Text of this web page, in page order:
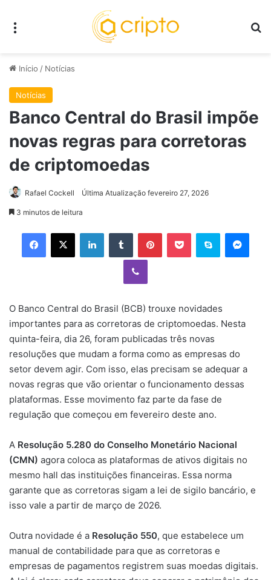
Início / Notícias
Notícias
Banco Central do Brasil impõe
novas regras para corretoras
de criptomoedas
Rafael Cockell Última Atualização fevereiro 27, 2026
3 minutos de leitura
Facebook
X LinkedinTumblr PinterestPocket Skype
Viber
O Banco Central do Brasil (BCB) trouxe novidades
importantes para as corretoras de criptomoedas. Nesta
quinta-feira, dia 26, foram publicadas três novas
resoluções que mudam a forma como as empresas do
setor devem agir. Com isso, elas precisam se adequar a
novas regras que vão orientar o funcionamento dessas
plataformas. Esse movimento faz parte da fase de
regulação que começou em fevereiro deste ano.
A Resolução 5.280 do Conselho Monetário Nacional
(CMN) agora coloca as plataformas de ativos digitais no
mesmo hall das instituições financeiras. Essa norma
garante que as corretoras sigam a lei de sigilo bancário, e
isso vale a partir de março de 2026.
Outra novidade é a Resolução 550, que estabelece um
manual de contabilidade para que as corretoras e
empresas de pagamentos registrem suas moedas digitais.